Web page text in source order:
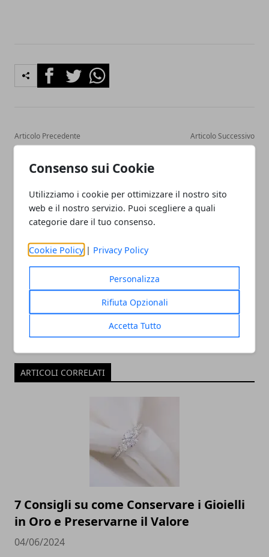
Consenso sui Cookie
Utilizziamo i cookie per ottimizzare il nostro sito
web e il nostro servizio. Puoi scegliere a quali
categorie dare il tuo consenso.
Cookie Policy | Privacy Policy
Personalizza
Rifiuta Opzionali
Accetta Tutto
FacebookTwitterWhatsapp
Articolo Precedente
vacanze anche sott’acqua
Articolo Successivo
Redazione
ARTICOLI CORRELATI
7 Consigli su come Conservare i Gioielli
in Oro e Preservarne il Valore
04/06/2024